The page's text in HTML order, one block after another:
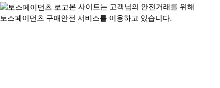
본 사이트는 고객님의 안전거래를 위해
토스페이먼츠 구매안전 서비스를 이용하고 있습니다.